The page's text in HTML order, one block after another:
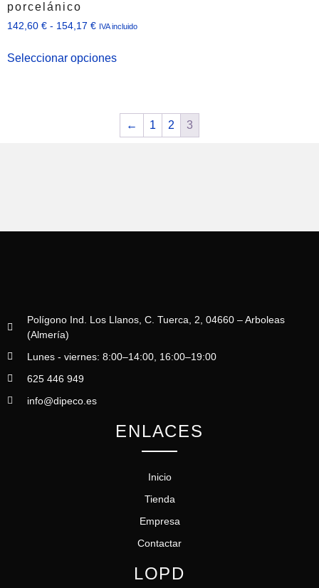
porcelánico
142,60 € - 154,17 € IVA incluido
Seleccionar opciones
← 1 2 3
Polígono Ind. Los Llanos, C. Tuerca, 2, 04660 – Arboleas
(Almería)
Lunes - viernes: 8:00–14:00, 16:00–19:00
625 446 949
info@dipeco.es
ENLACES
Inicio
Tienda
Empresa
Contactar
LOPD